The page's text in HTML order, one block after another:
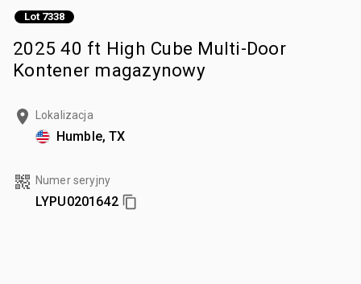
Lot 7338
2025 40 ft High Cube Multi-Door
Kontener magazynowy
Lokalizacja
Humble, TX
Numer seryjny
LYPU0201642